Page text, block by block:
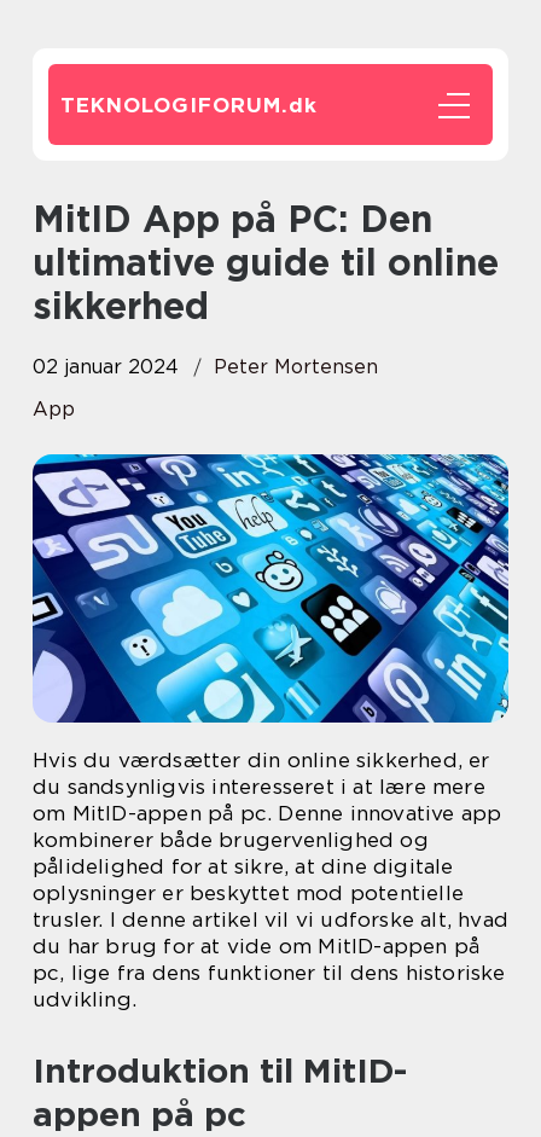
TEKNOLOGIFORUM.dk
MitID App på PC: Den
ultimative guide til online
sikkerhed
02 januar 2024
Peter Mortensen
App
Hvis du værdsætter din online sikkerhed, er
du sandsynligvis interesseret i at lære mere
om MitID-appen på pc. Denne innovative app
kombinerer både brugervenlighed og
pålidelighed for at sikre, at dine digitale
oplysninger er beskyttet mod potentielle
trusler. I denne artikel vil vi udforske alt, hvad
du har brug for at vide om MitID-appen på
pc, lige fra dens funktioner til dens historiske
udvikling.
Introduktion til MitID-
appen på pc